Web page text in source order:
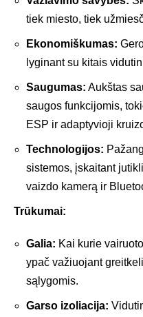
tiek miesto, tiek
Ekonomiškumas:
lyginant su kitais
Saugumas: Aukštas
saugos funkcijomis,
ESP ir adaptyvioji
Technologijos:
sistemos, įskaitant
vaizdo kamerą ir
Trūkumai:
Galia: Kai kurie
ypač važiuojant
sąlygomis.
Garso izoliacija: